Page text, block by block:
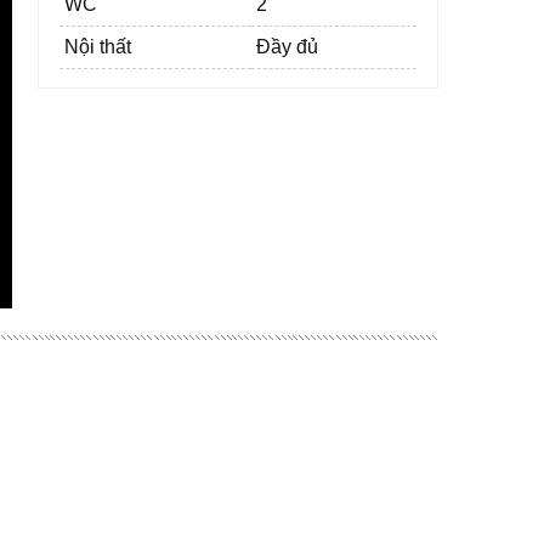
WC 2
Nội thất Đầy đủ